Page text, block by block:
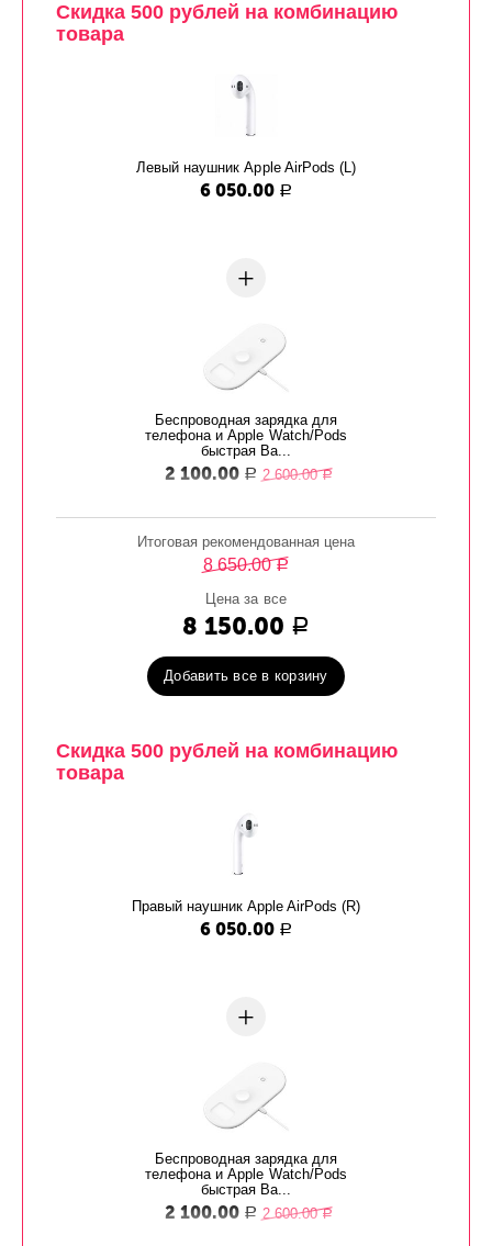
Скидка 500 рублей на комбинацию
товара
Левый наушник Apple AirPods (L)
6 050.00 Р
+
Беспроводная зарядка для
телефона и Apple Watch/Pods
быстрая Ba...
2 100.00 Р 2 600.00 Р
Итоговая рекомендованная цена
8 650.00 Р
Цена за все
8 150.00 Р
Добавить все в корзину
Скидка 500 рублей на комбинацию
товара
Правый наушник Apple AirPods (R)
6 050.00 Р
+
Беспроводная зарядка для
телефона и Apple Watch/Pods
быстрая Ba...
2 100.00 Р 2 600.00 Р